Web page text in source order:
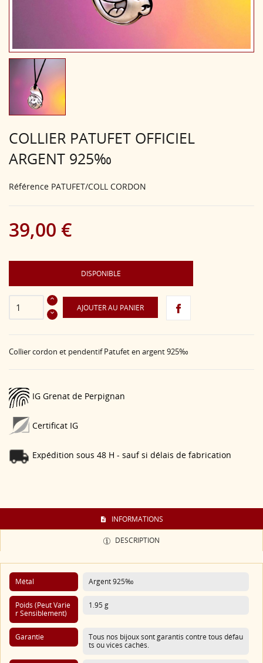
COLLIER PATUFET OFFICIEL
ARGENT 925‰
Référence PATUFET/COLL CORDON
39,00 €
DISPONIBLE
AJOUTER AU PANIER
Collier cordon et pendentif Patufet en argent 925‰
IG Grenat de Perpignan
Certificat IG
Expédition sous 48 H - sauf si délais de fabrication
INFORMATIONS
DESCRIPTION
Métal Argent 925‰
Poids (Peut Varie
R Sensiblement)
1.95 g
Garantie
Tous nos bijoux sont garantis contre tous défau
ts ou vices cachés.